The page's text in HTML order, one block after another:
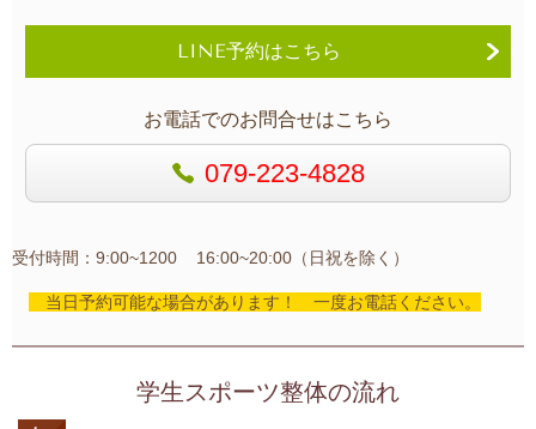
LINE予約はこちら
お電話でのお問合せはこちら
079-223-4828
受付時間：9:00~1200 16:00~20:00（日祝を除く）
当日予約可能な場合があります！ 一度お電話ください。
学生スポーツ整体の流れ